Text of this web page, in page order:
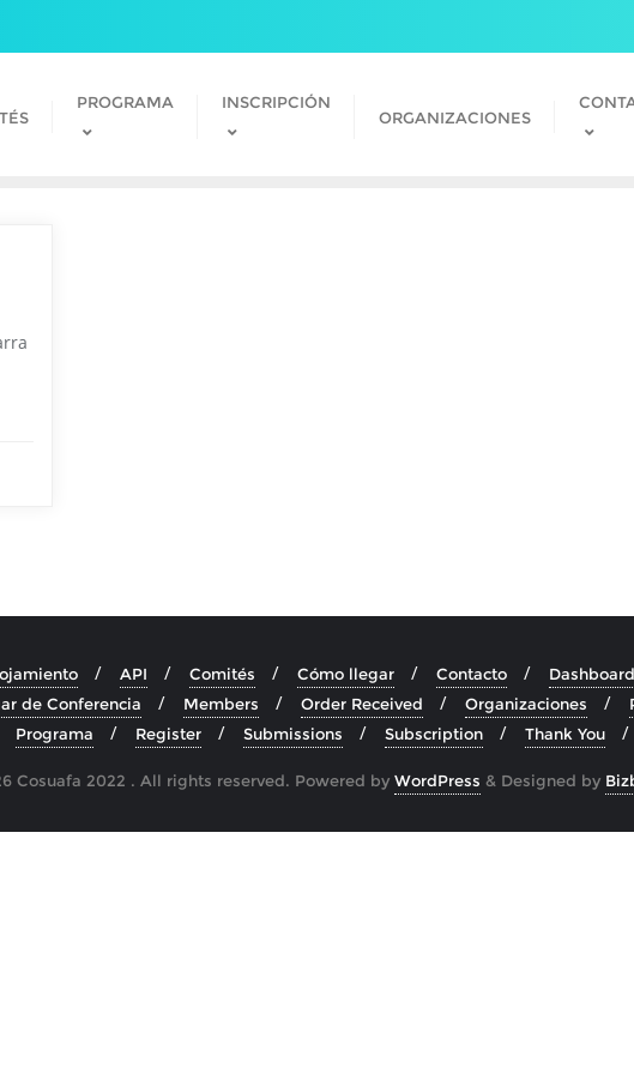
PROGRAMA INSCRIPCIÓN
ORGANIZACIONES
API Comités Cómo llegar Contacto Dashboard
de Conferencia Members Order Received Organizaciones
Programa Register Submissions Subscription Thank You
Cosuafa 2022 . All rights reserved. Powered by WordPress & Designed by